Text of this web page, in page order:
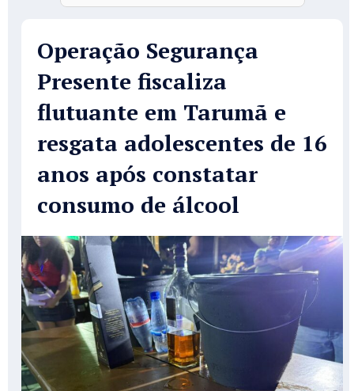
Operação Segurança
Presente fiscaliza
flutuante em Tarumã e
resgata adolescentes de 16
anos após constatar
consumo de álcool